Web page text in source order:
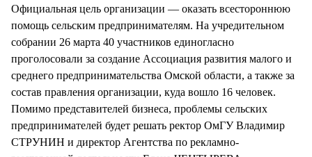
Официальная цель организации — оказать всестороннюю
помощь сельским предпринимателям. На учредительном
собрании 26 марта 40 участников единогласно
проголосовали за создание Ассоциация развития малого и
среднего предпринимательства Омской области, а также за
состав правления организации, куда вошло 16 человек.
Помимо представителей бизнеса, проблемы сельских
предпринимателей будет решать ректор ОмГУ Владимир
СТРУНИН и директор Агентства по рекламно-